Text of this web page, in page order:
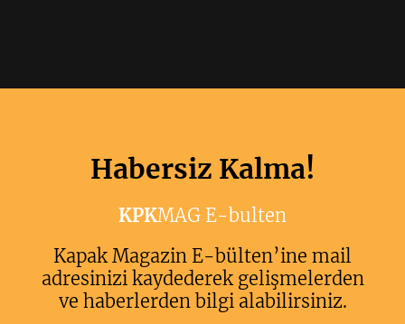
Habersiz Kalma!
KPKMAG E-bulten
Kapak Magazin E-bülten’ine mail
adresinizi kaydederek gelişmelerden
ve haberlerden bilgi alabilirsiniz.